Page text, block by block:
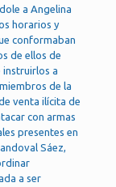
a Angelina
horarios y
conformaban
de ellos de
instruirlos a
de la
venta ilícita de
con armas
presentes en
Sáez,
a ser